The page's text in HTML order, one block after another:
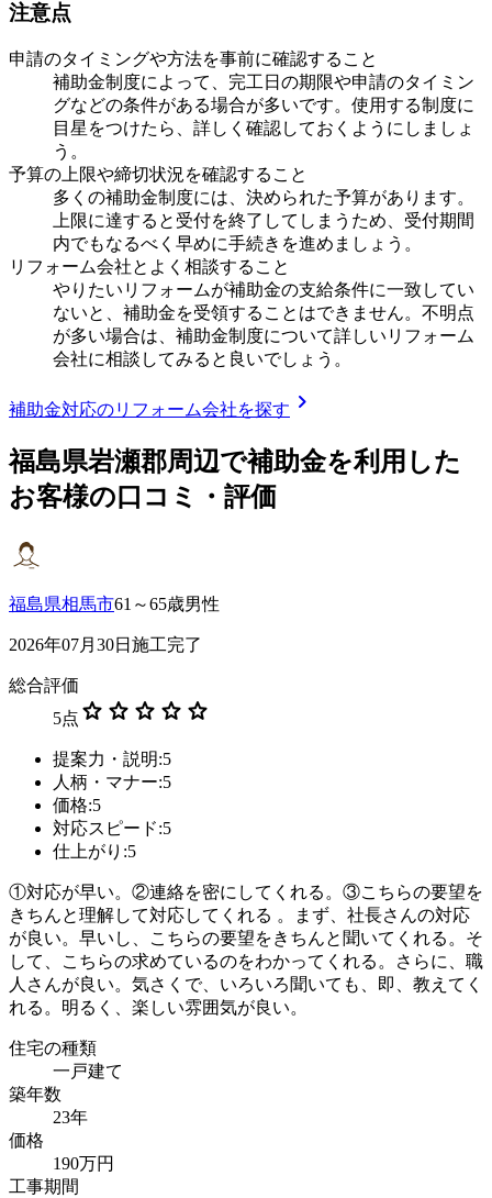
注意点
申請のタイミングや方法を事前に確認すること
補助金制度によって、完工日の期限や申請のタイミン
グなどの条件がある場合が多いです。使用する制度に
目星をつけたら、詳しく確認しておくようにしましょ
う。
予算の上限や締切状況を確認すること
多くの補助金制度には、決められた予算があります。
上限に達すると受付を終了してしまうため、受付期間
内でもなるべく早めに手続きを進めましょう。
リフォーム会社とよく相談すること
やりたいリフォームが補助金の支給条件に一致してい
ないと、補助金を受領することはできません。不明点
が多い場合は、補助金制度について詳しいリフォーム
会社に相談してみると良いでしょう。
補助金対応のリフォーム会社を探す chevron_right
福島県岩瀬郡周辺で補助金を利用した
お客様の口コミ・評価
福島県相馬市61～65歳男性
2026年07月30日施工完了
総合評価
5点 star star star star star
提案力・説明:5
人柄・マナー:5
価格:5
対応スピード:5
仕上がり:5
①対応が早い。②連絡を密にしてくれる。③こちらの要望を
きちんと理解して対応してくれる 。まず、社長さんの対応
が良い。早いし、こちらの要望をきちんと聞いてくれる。そ
して、こちらの求めているのをわかってくれる。さらに、職
人さんが良い。気さくで、いろいろ聞いても、即、教えてく
れる。明るく、楽しい雰囲気が良い。
住宅の種類
一戸建て
築年数
23年
価格
190万円
工事期間